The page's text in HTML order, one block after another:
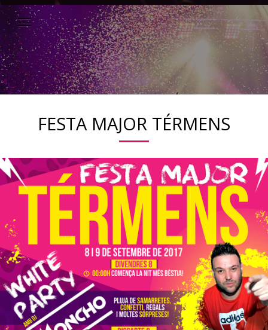
FESTA MAJOR TÉRMENS